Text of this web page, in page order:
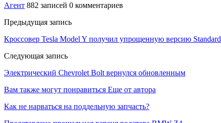
Агент 882 записей 0 комментариев
Предыдущая запись
Кроссовер Tesla Model Y получил упрощенную версию Standard
Следующая запись
Электрический Chevrolet Bolt вернулся обновленным
Вам также могут понравиться Еще от автора
Как не нарваться на поддельную запчасть?